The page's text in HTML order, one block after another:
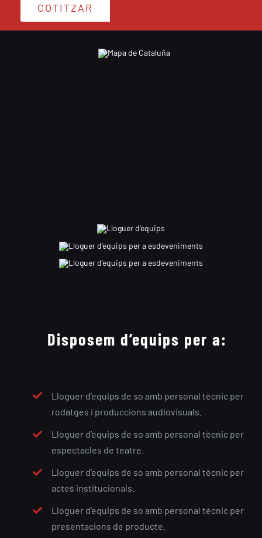
COTITZAR
Disposem d’equips per a:
Lloguer d’equips de so amb personal tècnic per
rodatges i produccions audiovisuals.
Lloguer d’equips de so amb personal tècnic per
espectacles de teatre.
Lloguer d’equips de so amb personal tècnic per
actes institucionals.
Lloguer d’equips de so amb personal tècnic per
presentacions de producte.